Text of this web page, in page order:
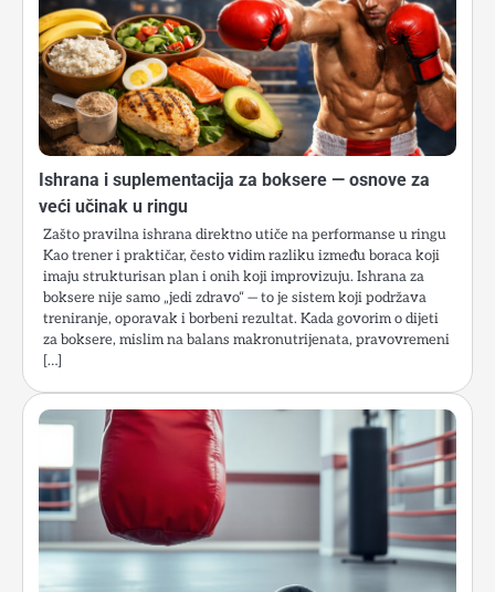
Ishrana i suplementacija za boksere — osnove za
veći učinak u ringu
Zašto pravilna ishrana direktno utiče na performanse u ringu
Kao trener i praktičar, često vidim razliku između boraca koji
imaju strukturisan plan i onih koji improvizuju. Ishrana za
boksere nije samo „jedi zdravo“ — to je sistem koji podržava
treniranje, oporavak i borbeni rezultat. Kada govorim o dijeti
za boksere, mislim na balans makronutrijenata, pravovremeni
[…]